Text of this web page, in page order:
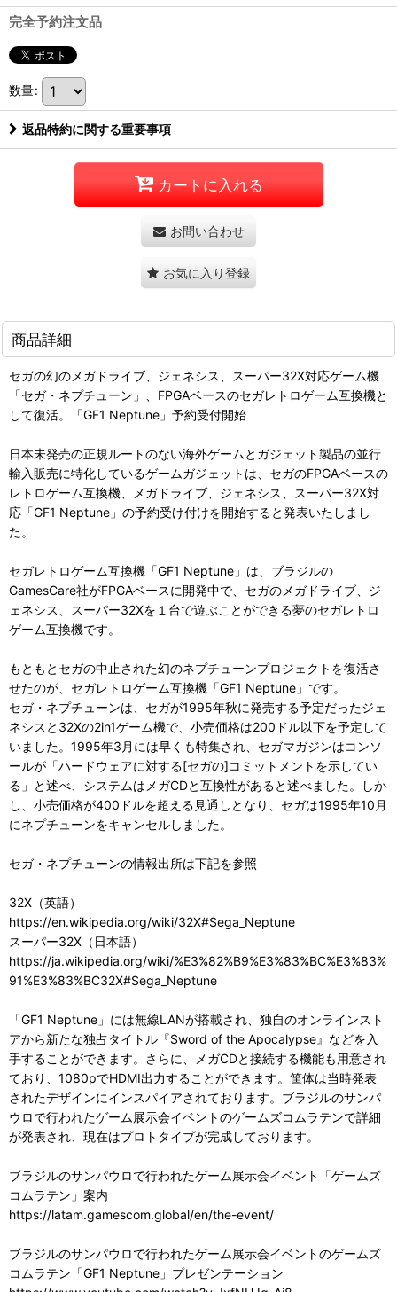
完全予約注文品
数量:
返品特約に関する重要事項
カートに入れる
お問い合わせ
お気に入り登録
商品詳細
セガの幻のメガドライブ、ジェネシス、スーパー32X対応ゲーム機
「セガ・ネプチューン」、FPGAベースのセガレトロゲーム互換機と
して復活。「GF1 Neptune」予約受付開始
日本未発売の正規ルートのない海外ゲームとガジェット製品の並行
輸入販売に特化しているゲームガジェットは、セガのFPGAベースの
レトロゲーム互換機、メガドライブ、ジェネシス、スーパー32X対
応「GF1 Neptune」の予約受け付けを開始すると発表いたしまし
た。
セガレトロゲーム互換機「GF1 Neptune」は、ブラジルの
GamesCare社がFPGAベースに開発中で、セガのメガドライブ、ジ
ェネシス、スーパー32Xを１台で遊ぶことができる夢のセガレトロ
ゲーム互換機です。
もともとセガの中止された幻のネプチューンプロジェクトを復活さ
せたのが、セガレトロゲーム互換機「GF1 Neptune」です。
セガ・ネプチューンは、セガが1995年秋に発売する予定だったジェ
ネシスと32Xの2in1ゲーム機で、小売価格は200ドル以下を予定して
いました。1995年3月には早くも特集され、セガマガジンはコンソ
ールが「ハードウェアに対する[セガの]コミットメントを示してい
る」と述べ、システムはメガCDと互換性があると述べました。しか
し、小売価格が400ドルを超える見通しとなり、セガは1995年10月
にネプチューンをキャンセルしました。
セガ・ネプチューンの情報出所は下記を参照
32X（英語）
https://en.wikipedia.org/wiki/32X#Sega_Neptune
スーパー32X（日本語）
https://ja.wikipedia.org/wiki/%E3%82%B9%E3%83%BC%E3%83%
91%E3%83%BC32X#Sega_Neptune
「GF1 Neptune」には無線LANが搭載され、独自のオンラインスト
アから新たな独占タイトル『Sword of the Apocalypse』などを入
手することができます。さらに、メガCDと接続する機能も用意され
ており、1080pでHDMI出力することができます。筐体は当時発表
されたデザインにインスパイアされております。ブラジルのサンパ
ウロで行われたゲーム展示会イベントのゲームズコムラテンで詳細
が発表され、現在はプロトタイプが完成しております。
ブラジルのサンパウロで行われたゲーム展示会イベント「ゲームズ
コムラテン」案内
https://latam.gamescom.global/en/the-event/
ブラジルのサンパウロで行われたゲーム展示会イベントのゲームズ
コムラテン「GF1 Neptune」プレゼンテーション